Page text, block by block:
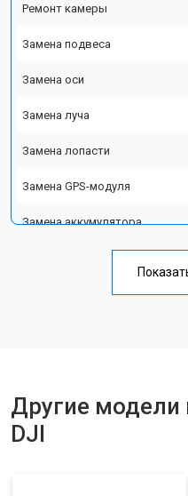
Ремонт камеры
Замена подвеса
Замена оси
Замена луча
Замена лопасти
Замена GPS-модуля
Замена аккумулятора
Замена материнской платы
Другие модели
DJI